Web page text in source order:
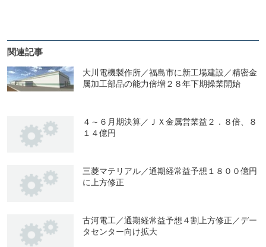
関連記事
大川電機製作所／福島市に新工場建設／精密金
属加工部品の能力倍増２８年下期操業開始
４～６月期決算／ＪＸ金属営業益２．８倍、８
１４億円
三菱マテリアル／通期経常益予想１８００億円
に上方修正
古河電工／通期経常益予想４割上方修正／デー
タセンター向け拡大